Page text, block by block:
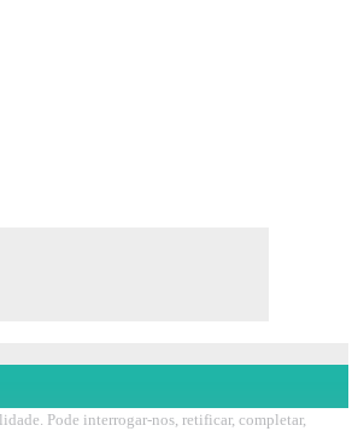
Pode interrogar-nos, retificar, completar,